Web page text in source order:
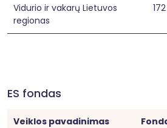
Vidurio ir vakarų Lietuvos
regionas
ES fondas
Veiklos pavadinimas